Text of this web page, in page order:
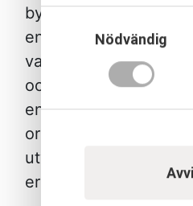
Samtyckesval
Nödvändig
bygga helt efter
en svårighet att
vad som ska
och förmedla
en utmaning där jag
organisation vi byggt
utvecklingskonsulter
erfarenhet och